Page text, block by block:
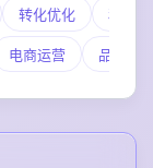
转化优化 私域
电商运营 品牌营